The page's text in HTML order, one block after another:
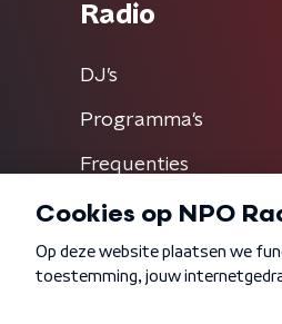
Radio
DJ’s
Programma's
Frequenties
Algemene voorwaarden